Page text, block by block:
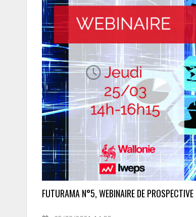
FUTURAMA N°5, WEBINAIRE DE